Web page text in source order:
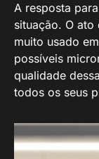
A resposta
situação. O ato
muito usado
possíveis
qualidade
todos os seus